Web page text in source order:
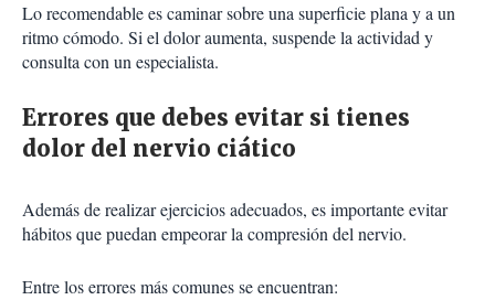
Lo recomendable es caminar sobre una superficie plana y a un
ritmo cómodo. Si el dolor aumenta, suspende la actividad y
consulta con un especialista.
Errores que debes evitar si tienes
dolor del nervio ciático
Además de realizar ejercicios adecuados, es importante evitar
hábitos que puedan empeorar la compresión del nervio.
Entre los errores más comunes se encuentran: